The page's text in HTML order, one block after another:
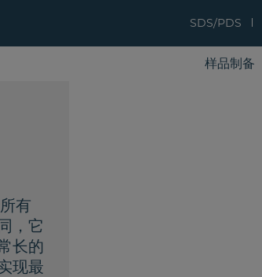
SDS/PDS
样品制备
有
，它
长的
现最